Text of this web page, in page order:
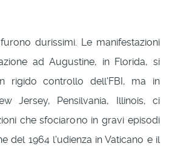
durissimi. Le manifestazioni
ad Augustine, in Florida, si
rigido controllo dell'FBI, ma in
Jersey, Pensilvania, Illinois, ci
che sfociarono in gravi episodi
del 1964 l'udienza in Vaticano e il